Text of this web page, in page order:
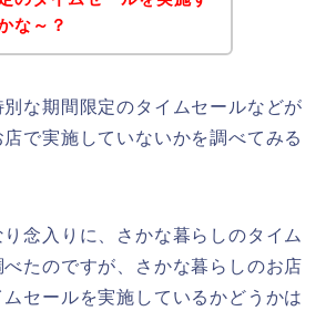
な～？
な期間限定のタイムセールなどが
で実施していないかを調べてみる
念入りに、さかな暮らしのタイム
たのですが、さかな暮らしのお店
セールを実施しているかどうかは